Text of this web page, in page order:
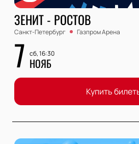
ЗЕНИТ - РОСТОВ
Санкт-Петербург Газпром Арена
7 сб, 16:30
НОЯБ
Купить